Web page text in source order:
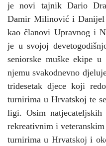
je novi tajnik Dario
Damir Milinović i Danijel
kao članovi Upravnog i
je u svojoj
seniorske muške ekipe
njemu svakodnevno
tridesetak djece koji
turnirima u Hrvatskoj te
ligi. Osim
rekreativnim i
turnirima u Hrvatskoj i